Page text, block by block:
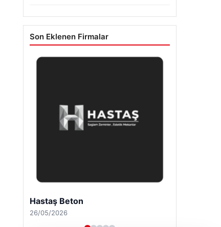
Son Eklenen Firmalar
Hastaş Beton
26/05/2026